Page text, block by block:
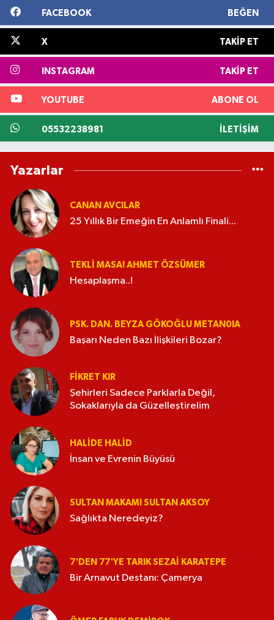
FACEBOOK BEĞEN
X TAKIP ET
INSTAGRAM TAKIP ET
YOUTUBE ABONE OL
05532238981 İLETIŞIM
Yazarlar
CANAN AVCILAR
25 Yıllık Bir Emeğin En Anlamlı Finali...
TEKLI MASA! AHMET ÖZSÜMER
Hesaplaşma..!
PSK. DAN. BEYZA GÖKOĞLU METAN0IA
Başarı Neden Bazı İlişkileri Bozar?
FIKRET KIR
Şehirleri Sadece Parklarla Değil,
Sokaklarıyla da Güzelleştirelim
HALIDE HALID
İnsan ve Evrenin Büyüsü
SULTAN MAKAMI SULTAN AKSOY
Sağlıkta Neredeyiz?
7'DEN 77'YE TARIK SEZAI KARATEPE
Bir Arnavut Destanı: Çamerya